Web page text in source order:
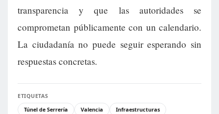
transparencia y que las autoridades se
comprometan públicamente con un calendario.
La ciudadanía no puede seguir esperando sin
respuestas concretas.
ETIQUETAS
Túnel de Serrería
Valencia
Infraestructuras